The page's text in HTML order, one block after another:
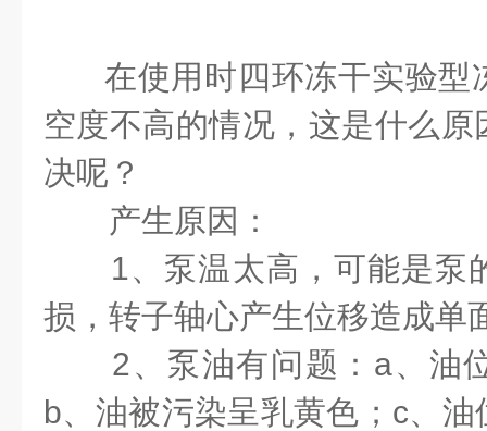
在使用时四环冻干实验型
空度不高的情况，这是什么
决呢？
产生原因：
1、泵温太高，可能是泵
损，转子轴心产生位移造成单
2、泵油有问题： a、油
b、油被污染呈乳黄色； c、油